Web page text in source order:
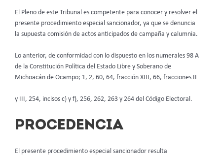
El Pleno de este Tribunal es competente para conocer y resolver el
presente procedimiento especial sancionador, ya que se denuncia
la supuesta comisión de actos anticipados de campaña y calumnia.
Lo anterior, de conformidad con lo dispuesto en los numerales 98 A
de la Constitución Política del Estado Libre y Soberano de
Michoacán de Ocampo; 1, 2, 60, 64, fracción XIII, 66, fracciones II
y III, 254, incisos c) y f), 256, 262, 263 y 264 del Código Electoral.
PROCEDENCIA
El presente procedimiento especial sancionador resulta